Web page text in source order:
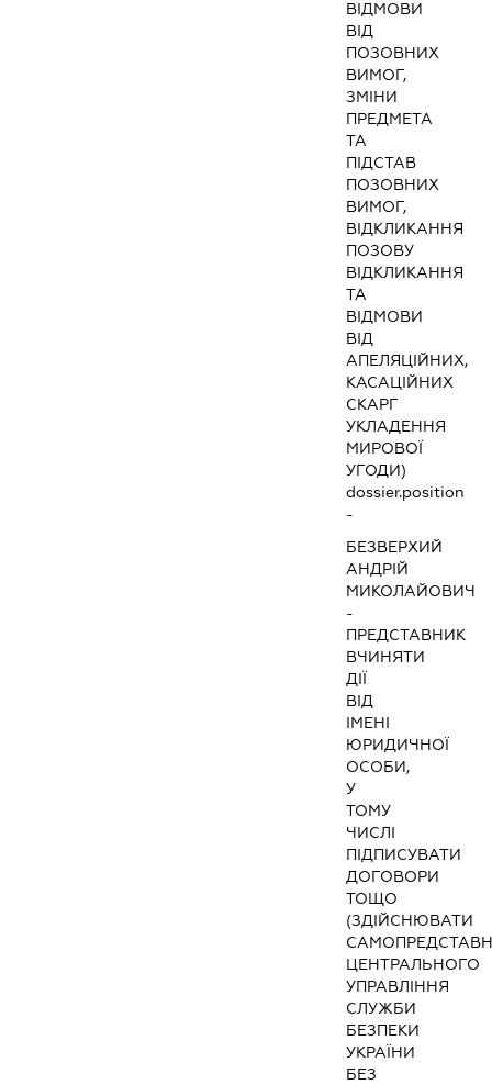
ВІДМОВИ
ВІД
ПОЗОВНИХ
ВИМОГ,
ЗМІНИ
ПРЕДМЕТА
ТА
ПІДСТАВ
ПОЗОВНИХ
ВИМОГ,
ВІДКЛИКАННЯ
ПОЗОВУ
ВІДКЛИКАННЯ
ТА
ВІДМОВИ
ВІД
АПЕЛЯЦІЙНИХ,
КАСАЦІЙНИХ
СКАРГ
УКЛАДЕННЯ
МИРОВОЇ
УГОДИ)
dossier.position
-
БЕЗВЕРХИЙ
АНДРІЙ
МИКОЛАЙОВИЧ
-
ПРЕДСТАВНИК
ВЧИНЯТИ
ДІЇ
ВІД
ІМЕНІ
ЮРИДИЧНОЇ
ОСОБИ,
У
ТОМУ
ЧИСЛІ
ПІДПИСУВАТИ
ДОГОВОРИ
ТОЩО
(ЗДІЙСНЮВАТИ
ЦЕНТРАЛЬНОГО
УПРАВЛІННЯ
СЛУЖБИ
БЕЗПЕКИ
УКРАЇНИ
БЕЗ